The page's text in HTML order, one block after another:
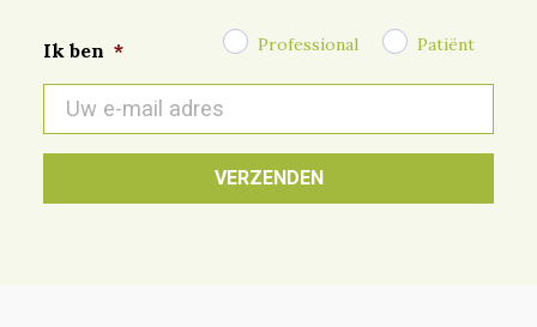
Ik ben * Professional Patiënt
mail
*